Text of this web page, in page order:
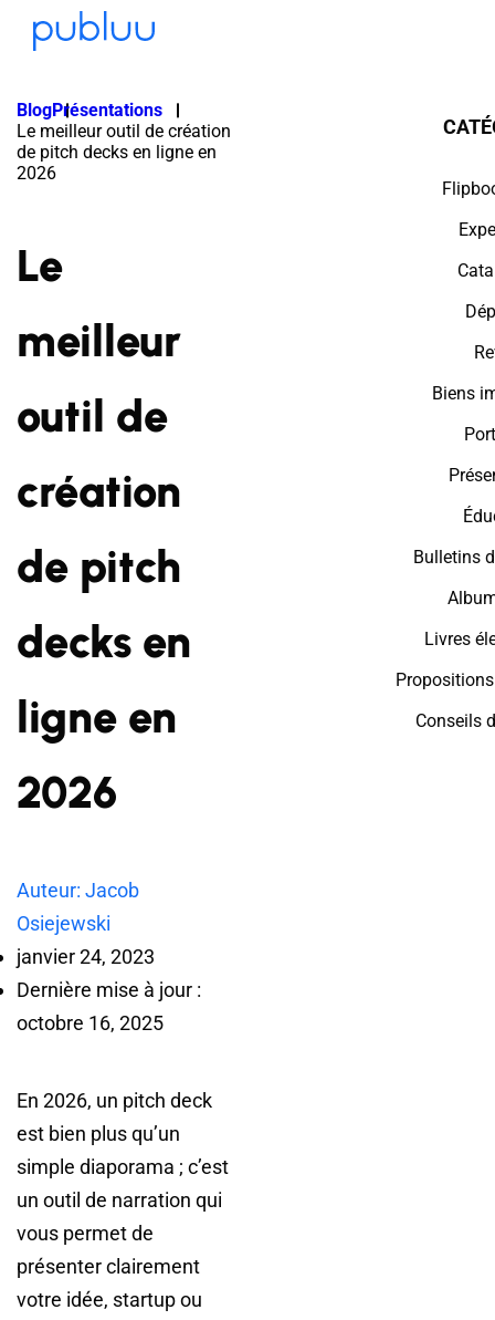
BlogPrésentations
Le meilleur outil de création
de pitch decks en ligne en
2026
Le
meilleur
outil de
création
de pitch
decks en
ligne en
2026
Auteur: Jacob
Osiejewski
janvier 24, 2023
Dernière mise à jour :
octobre 16, 2025
En 2026, un pitch deck
est bien plus qu’un
simple diaporama ; c’est
un outil de narration qui
vous permet de
présenter clairement
votre idée, startup ou
Biens
Bulletins
Livres
Conseils